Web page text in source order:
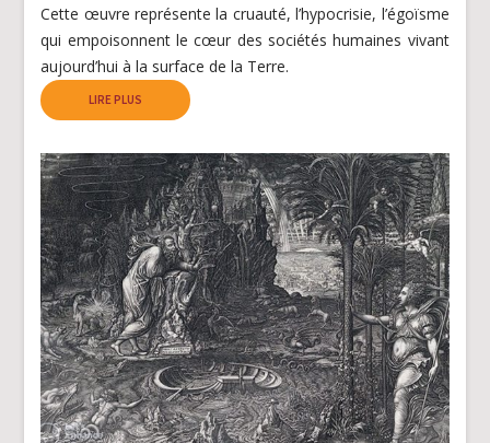
Cette œuvre représente la cruauté, l’hypocrisie, l’égoïsme
qui empoisonnent le cœur des sociétés humaines vivant
aujourd’hui à la surface de la Terre.
LIRE PLUS